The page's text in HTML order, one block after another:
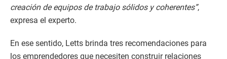
creación de equipos de trabajo sólidos y coherentes”,
expresa el experto.
En ese sentido, Letts brinda tres recomendaciones para
los emprendedores que necesiten construir relaciones